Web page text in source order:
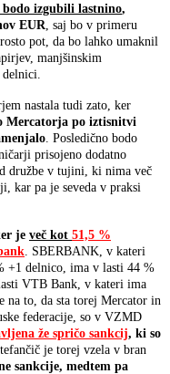
bodo izgubili lastnino,
EUR , saj bo v primeru
pot, da bo lahko umaknil
manjšinskim
nastala tudi zato, ker
Mercatorja po iztisnitvi
. Posledično bodo
prisojeno dodatno
družbe v tujini, ki nima več
kar pa je seveda v praksi
je več kot 51,5 %
. SBERBANK, v kateri
+1 delnico, ima v lasti 44 %
VTB Bank, v kateri ima
na to, da sta torej Mercator in
federacije, so v VZMD
že spričo sankcij, ki so
je torej vzela v bran
sankcije, medtem pa